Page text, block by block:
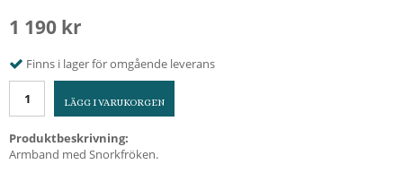
1 190 kr
Finns i lager för omgående leverans
LÄGG I VARUKORGEN
Produktbeskrivning:
Armband med Snorkfröken.